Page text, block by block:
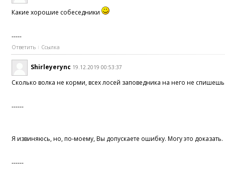
Какие хорошие собеседники
-----
Ответить Ссылка
Shirleyerync 19.12.2019 00:53:37
Сколько волка не корми, всех лосей заповедника на него не
------
Я извиняюсь, но, по-моему, Вы допускаете ошибку. Могу это доказать.
------